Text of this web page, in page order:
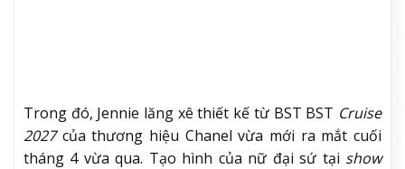
Trong đó, Jennie lăng xê thiết kế từ BST BST Cruise
2027của thương hiệu Chanel vừa mới ra mắt cuối
tháng 4 vừa qua. Tạo hình của nữ đại sứ tại show